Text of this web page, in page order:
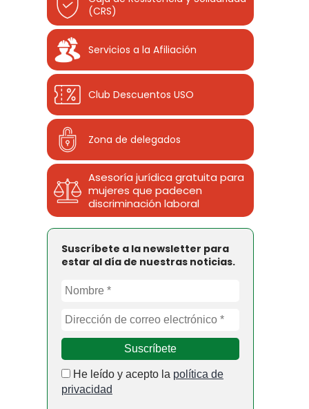
(CRS)
Servicios a la Afiliación
Club Descuentos USO
Zona de delegados
Asesoría jurídica gratuita para
mujeres que padecen
discriminación laboral
Suscríbete a la newsletter para
estar al día de nuestras noticias.
He leído y acepto la política de
privacidad